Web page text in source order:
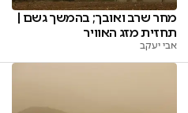
מחר שרב ואובך; בהמשך גשם |
תחזית מזג האוויר
אבי יעקב